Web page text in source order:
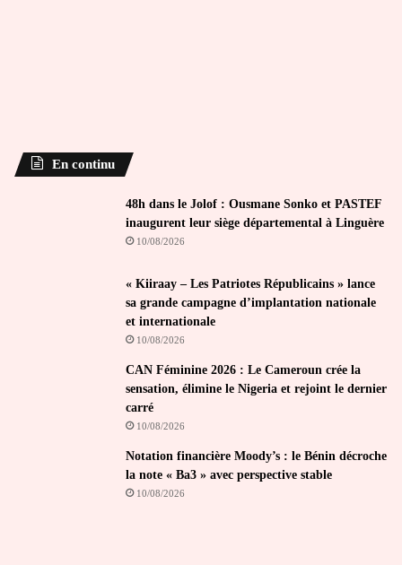
En continu
48h dans le Jolof : Ousmane Sonko et PASTEF
inaugurent leur siège départemental à Linguère
10/08/2026
« Kiiraay – Les Patriotes Républicains » lance
sa grande campagne d’implantation nationale
et internationale
10/08/2026
CAN Féminine 2026 : Le Cameroun crée la
sensation, élimine le Nigeria et rejoint le dernier
carré
10/08/2026
Notation financière Moody’s : le Bénin décroche
la note « Ba3 » avec perspective stable
10/08/2026